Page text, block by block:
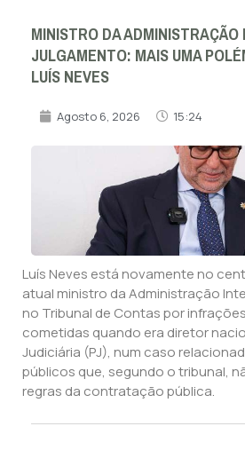
MINISTRO DA
JULGAMENTO: MAIS UMA
LUÍS NEVES
Agosto 6, 2026 15:24
Luís Neves está novamente no
atual ministro da Administração
no Tribunal de Contas por
cometidas quando era diretor
Judiciária (PJ), num caso
públicos que, segundo o tribunal,
regras da contratação pública.